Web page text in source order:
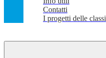
Contatti
I progetti delle classi